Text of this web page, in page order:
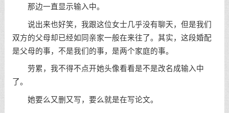
那边一直显示输入中。
说出来也好笑，我跟这位女士几乎没有聊天，但是我们
双方的父母却已经如同亲家一般在来往了。其实，这段婚配
是父母的事，不是我们的事，是两个家庭的事。
劳累，我不得不点开她头像看看是不是改名成输入中
了。
她要么又删又写，要么就是在写论文。